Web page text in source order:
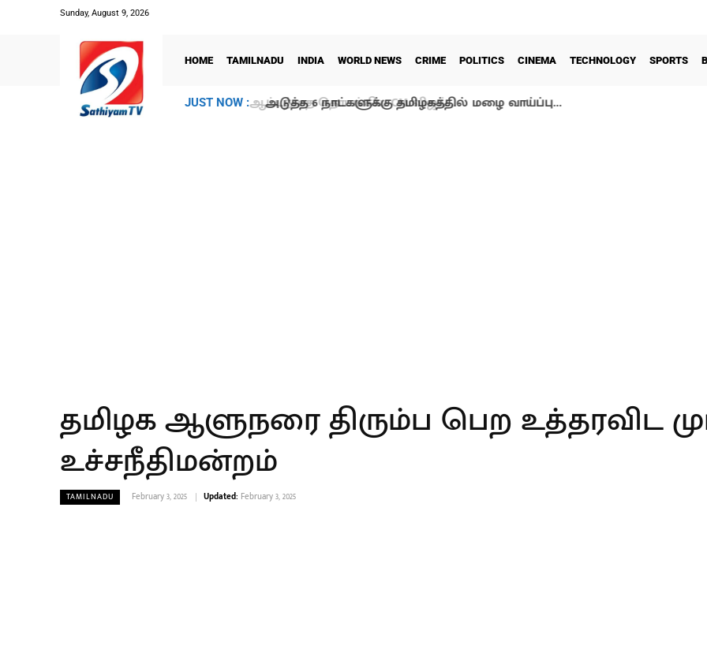
Sunday, August 9, 2026
HOME TAMILNADU INDIA WORLD NEWS CRIME POLITICS CINEMA TECHNOLOGY SPORTS
JUST NOW : அடுத்த 6 நாட்களுக்கு தமிழகத்தில் மழை வாய்ப்பு…
தமிழக ஆளுநரை திரும்ப பெற உத்தரவிட
உச்சநீதிமன்றம்
TAMILNADU February 3, 2025 Updated: February 3, 2025